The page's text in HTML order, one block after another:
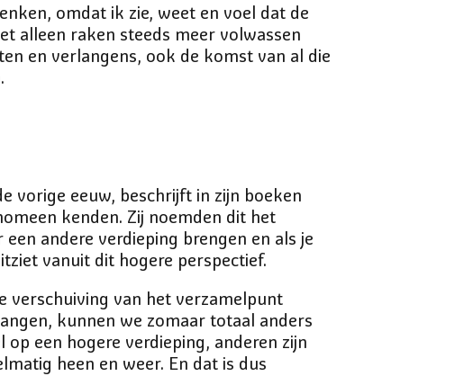
omdat ik zie, weet en voel dat de
alleen raken steeds meer volwassen
en verlangens, ook de komst van al die
vorige eeuw, beschrijft in zijn boeken
kenden. Zij noemden dit het
andere verdieping brengen en als je
vanuit dit hogere perspectief.
verschuiving van het verzamelpunt
kunnen we zomaar totaal anders
een hogere verdieping, anderen zijn
heen en weer. En dat is dus